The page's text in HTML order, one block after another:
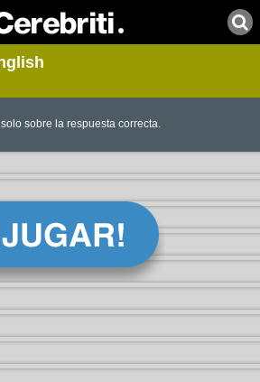
sobre la respuesta correcta.